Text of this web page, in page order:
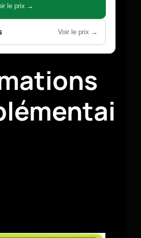
le prix →
Voir le prix →